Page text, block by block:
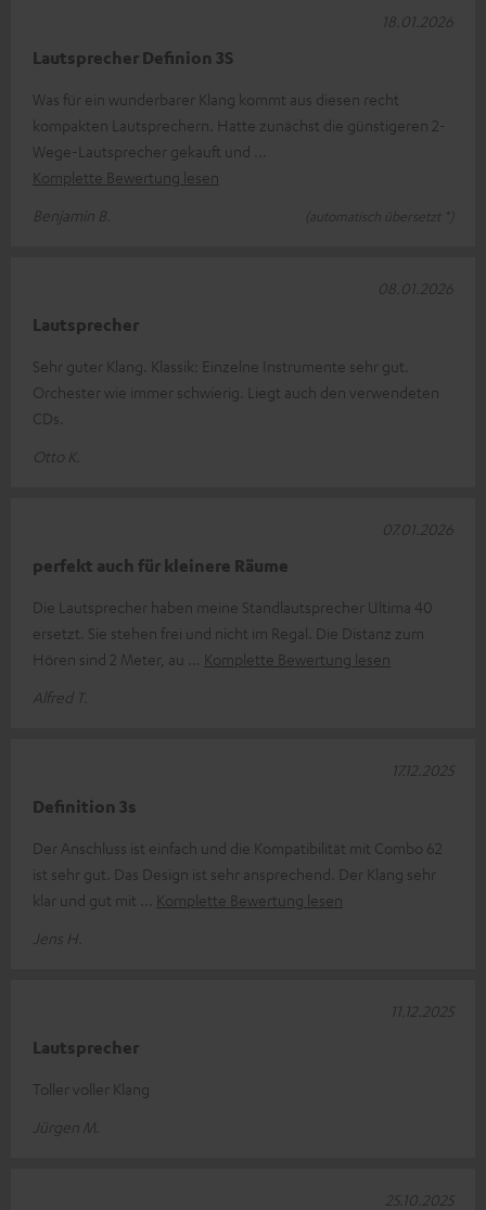
Lautsprecher Definion 3S
Was für ein wunderbarer Klang kommt aus diesen recht
kompakten Lautsprechern. Hatte zunächst die günstigeren 2-
Wege-Lautsprecher gekauft und
Komplette Bewertung lesen
Benjamin B.
(automatisch übersetzt *)
18.01.2026
Lautsprecher
Sehr guter Klang. Klassik: Einzelne Instrumente sehr gut.
Orchester wie immer schwierig. Liegt auch den verwendeten
CDs.
Otto K.
08.01.2026
perfekt auch für kleinere Räume
Die Lautsprecher haben meine Standlautsprecher Ultima 40
ersetzt. Sie stehen frei und nicht im Regal. Die Distanz zum
Hören sind 2 Meter, au
Komplette Bewertung lesen
Alfred T.
07.01.2026
Definition 3s
Der Anschluss ist einfach und die Kompatibilität mit Combo 62
ist sehr gut. Das Design ist sehr ansprechend. Der Klang sehr
klar und gut mit
Komplette Bewertung lesen
Jens H.
17.12.2025
Lautsprecher
Toller voller Klang
Jürgen M.
11.12.2025
25.10.2025